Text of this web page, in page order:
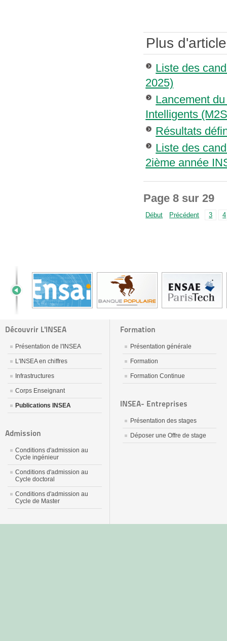
Plus
Liste des
2025)
Lancement
Intelligents
Résultats
Liste des
2ième année
Page 8 sur 29
Début Précédent 3 4
Découvrir L'INSEA
Présentation de l'INSEA
L'INSEA en chiffres
Infrastructures
Corps Enseignant
Publications INSEA
Admission
Conditions d'admission au
Cycle ingénieur
Conditions d'admission au
Cycle doctoral
Conditions d'admission au
Cycle de Master
Formation
Présentation générale
Formation
Formation Continue
INSEA- Entreprises
Présentation des stages
Déposer une Offre de stage